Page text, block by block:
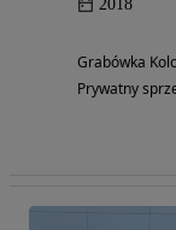
2018
Grabówka
Prywatny